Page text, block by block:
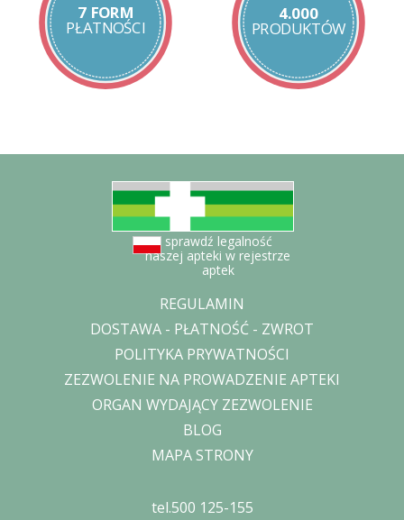
7 FORM
PŁATNOŚCI
4.000
PRODUKTÓW
sprawdź legalność
naszej apteki w rejestrze
aptek
REGULAMIN
DOSTAWA - PŁATNOŚĆ - ZWROT
POLITYKA PRYWATNOŚCI
ZEZWOLENIE NA PROWADZENIE APTEKI
ORGAN WYDAJĄCY ZEZWOLENIE
BLOG
MAPA STRONY
tel.500 125-155